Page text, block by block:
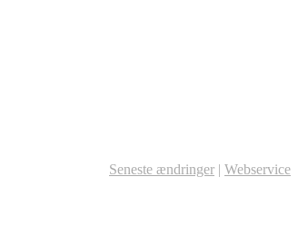
Seneste ændringer | Webservice